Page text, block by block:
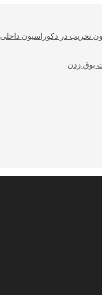
تخریب در دکوراسیون داخلی
بوق زدن